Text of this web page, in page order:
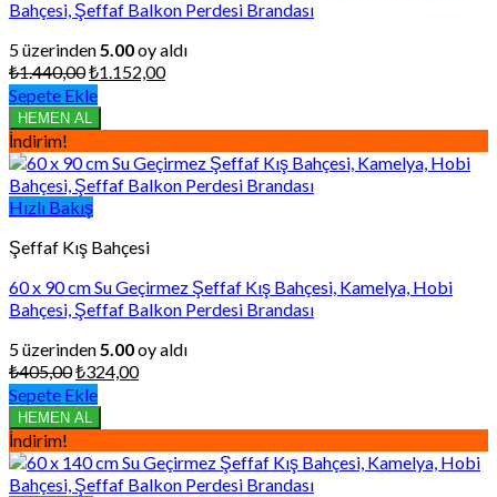
Bahçesi, Şeffaf Balkon Perdesi Brandası
5 üzerinden 5.00oy aldı
₺1.440,00Orijinal
fiyat:
₺1.440,00.
₺1.152,00Şu
₺1.152,00.
Sepete Ekle
HEMEN AL
İndirim!
Hızlı Bakış
Şeffaf Kış Bahçesi
60 x 90 cm Su Geçirmez Şeffaf Kış Bahçesi, Kamelya, Hobi
Bahçesi, Şeffaf Balkon Perdesi Brandası
5 üzerinden 5.00oy aldı
₺405,00Orijinal
fiyat:
₺405,00.
₺324,00Şu
₺324,00.
Sepete Ekle
HEMEN AL
İndirim!